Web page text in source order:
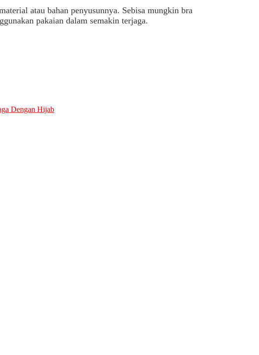
atau bahan penyusunnya. Sebisa mungkin bra
pakaian dalam semakin terjaga.
Dengan Hijab